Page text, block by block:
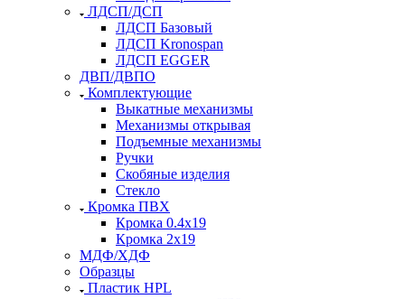
ЛДСП/ДСП
ЛДСП Базовый
ЛДСП Kronospan
ЛДСП EGGER
ДВП/ДВПО
Комплектующие
Выкатные механизмы
Механизмы открывая
Подъемные механизмы
Ручки
Скобяные изделия
Стекло
Кромка ПВХ
Кромка 0.4х19
Кромка 2х19
МДФ/ХДФ
Образцы
Пластик HPL